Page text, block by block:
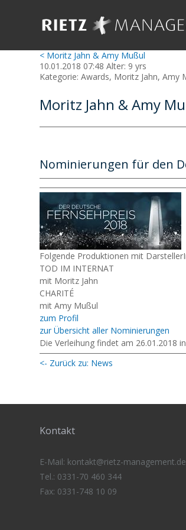
< Moritz Jahn & Amy Mußul
10.01.2018 07:48 Alter: 9 yrs
Kategorie: Awards, Moritz Jahn, Amy
Moritz Jahn & Amy
Nominierungen für den
Folgende Produktionen mit
TOD IM INTERNAT
mit Moritz Jahn
CHARITÉ
mit Amy Mußul
zum Profil
zur Übersicht aller Nominierungen
Die Verleihung findet am 26.01.2018
<- Zurück zu: News
Kontakt
E-Mail: kontakt@rietz-management.de
Tel.: 0331-70 460 344
Fax: 0331-748 10 09